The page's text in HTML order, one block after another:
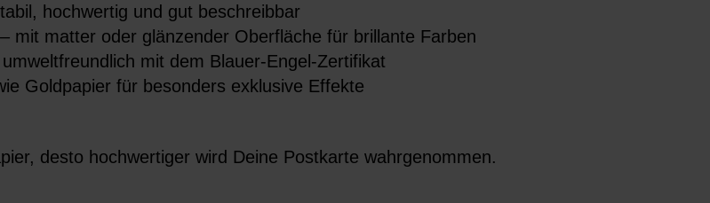
hochwertig und gut beschreibbar
mit matter oder glänzender Oberfläche für brillante Farben
mit dem Blauer-Engel-Zertifikat
Goldpapier für besonders exklusive Effekte
desto hochwertiger wird Deine Postkarte wahrgenommen.